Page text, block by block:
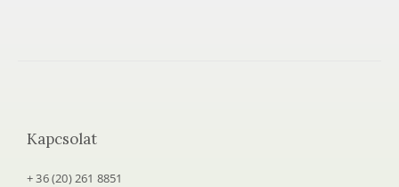
Kapcsolat
+ 36 (20) 261 8851